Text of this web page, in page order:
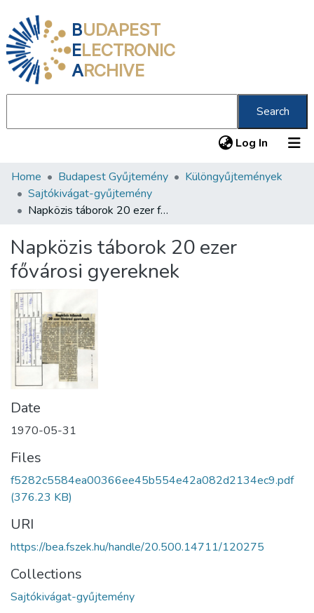
BUDAPEST
ELECTRONIC
ARCHIVE
Search
Log In (current)
Communities & Collections
All of DSpace
About us
Home Budapest Gyűjtemény
Különgyűjtemények
Sajtókivágat-gyűjtemény
Napközis táborok 20 ezer fővárosi gyereknek
Napközis táborok 20 ezer
fővárosi gyereknek
Date
1970-05-31
Files
f5282c5584ea00366ee45b554e42a082d2134ec9.pdf
(376.23 KB)
URI
https://bea.fszek.hu/handle/20.500.14711/120275
Collections
Sajtókivágat-gyűjtemény